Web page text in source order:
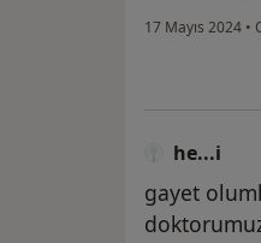
17 Mayıs 2024 •
he...i
gayet